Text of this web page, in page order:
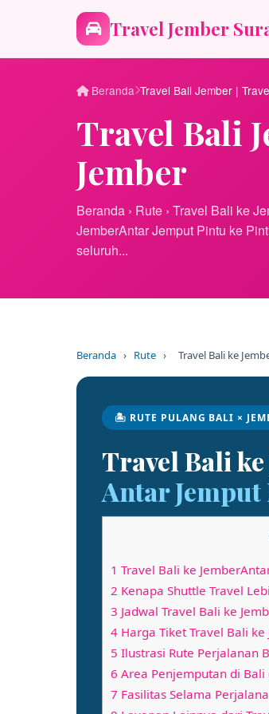
Travel Jember
Beranda Travel Bali Jember |
Travel Bali
Jember
Beranda › Rute › Travel Bali ke
JemberAntar Jemput Pintu ke
seluruh...
Beranda › Rute › Travel Bali ke
🏝 RUTE PULANG BALI ×
Travel Bali
Antar
1 Travel Bali ke
2 Kenapa Shuttle Travel
3 Jadwal Travel Bali ke
4 Harga Tiket Travel Bali ke
5 Ilustrasi Rute Perjalanan
6 Area Penjemputan di
7 Fasilitas Selama